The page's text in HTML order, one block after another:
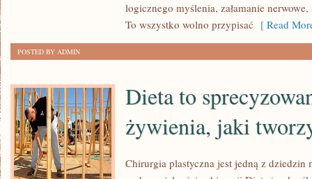
logicznego myślenia, załamanie
To wszystko wolno przypisać [ Read
POSTED BY ADMIN
Dieta to
żywienia, jaki
Chirurgia plastyczna jest jedną z dziedzin